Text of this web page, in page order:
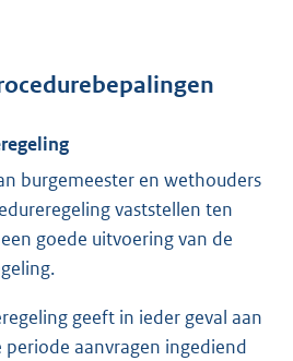
burgemeester en wethouders
vaststellen ten
goede uitvoering van de
geeft in ieder geval aan
aanvragen ingediend